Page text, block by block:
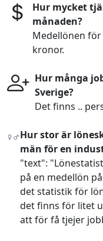
Hur mycket
månaden?
Medellönen
kronor.
Hur många
Sverige?
Det finns ..
Hur stor är
män för en
"text":
på en medellön
det statistik för
det finns för litet
att för få tjejer